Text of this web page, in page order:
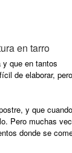
en tarro
que en tantos
de elaborar, pero
y que
Pero muchas
donde se